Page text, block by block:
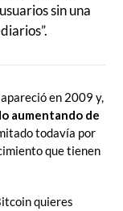
sin una
en 2009 y,
aumentando de
todavía por
que tienen
quieres